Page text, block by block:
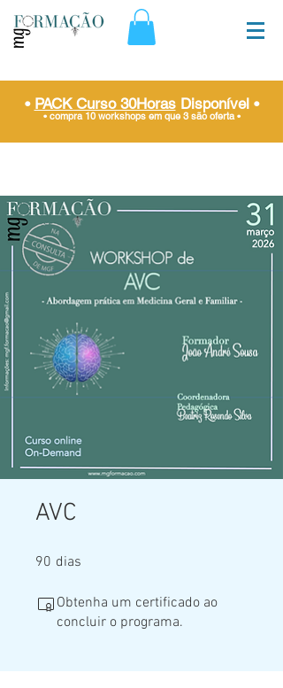
• PACK Curso 30HorasDisponível •
• compra 10 workshops em que 3 são oferta •
AVC
90 dias
Obtenha um certificado ao
concluir o programa.